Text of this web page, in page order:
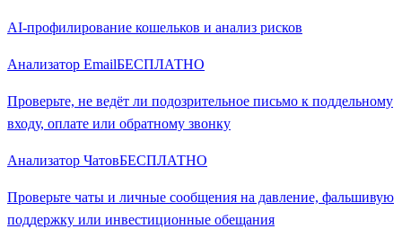
AI-профилирование кошельков и анализ рисков
Анализатор EmailБЕСПЛАТНО
Проверьте, не ведёт ли подозрительное письмо к поддельному
входу, оплате или обратному звонку
Анализатор ЧатовБЕСПЛАТНО
Проверьте чаты и личные сообщения на давление, фальшивую
поддержку или инвестиционные обещания